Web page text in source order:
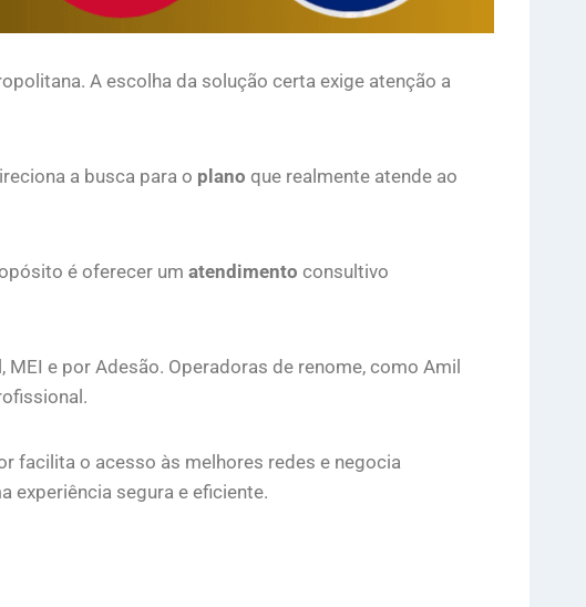
A escolha da solução certa exige atenção a
a busca para o plano que realmente atende ao
é oferecer um atendimento consultivo
e por Adesão. Operadoras de renome, como Amil
facilita o acesso às melhores redes e negocia
experiência segura e eficiente.